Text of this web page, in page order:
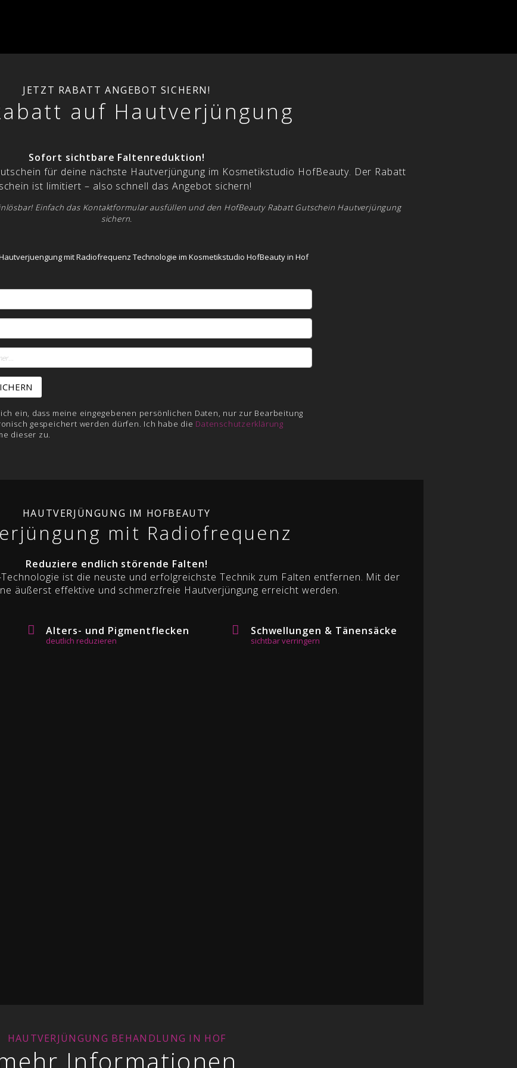
JETZT RABATT ANGEBOT SICHERN!
auf Hautverjüngung
Sofort sichtbare Faltenreduktion!
für deine nächste Hautverjüngung im Kosmetikstudio HofBeauty. Der Rabatt
ist limitiert – also schnell das Angebot sichern!
Einfach das Kontaktformular ausfüllen und den HofBeauty Rabatt Gutschein Hautverjüngung
sichern.
ein, dass meine eingegebenen persönlichen Daten, nur zur Bearbeitung
gespeichert werden dürfen. Ich habe die Datenschutzerklärung
dieser zu.
HAUTVERJÜNGUNG IM HOFBEAUTY
mit Radiofrequenz
Reduziere endlich störende Falten!
ist die neuste und erfolgreichste Technik zum Falten entfernen. Mit der
äußerst effektive und schmerzfreie Hautverjüngung erreicht werden.
Alters- und Pigmentflecken
deutlich reduzieren
Schwellungen & Tänensäcke
sichtbar verringern
HAUTVERJÜNGUNG BEHANDLUNG IN HOF
Informationen